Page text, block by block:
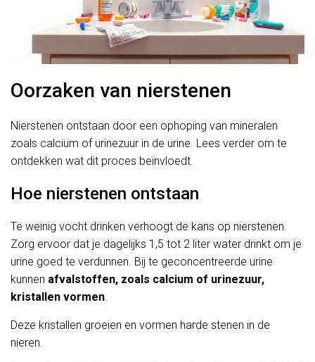
Oorzaken van nierstenen
Nierstenen ontstaan door een ophoping van mineralen
zoals calcium of urinezuur in de urine. Lees verder om te
ontdekken wat dit proces beïnvloedt.
Hoe nierstenen ontstaan
Te weinig vocht drinken verhoogt de kans op nierstenen.
Zorg ervoor dat je dagelijks 1,5 tot 2 liter water drinkt om je
urine goed te verdunnen. Bij te geconcentreerde urine
kunnen afvalstoffen, zoals calcium of urinezuur,
kristallen vormen.
Deze kristallen groeien en vormen harde stenen in de
nieren.